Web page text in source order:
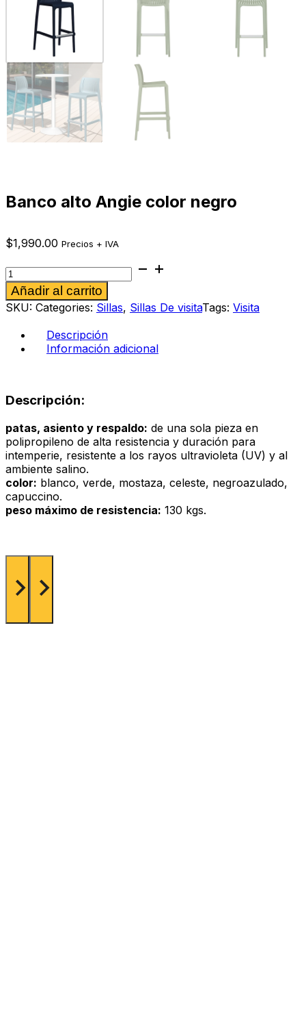
Banco alto Angie color negro
$1,990.00 Precios + IVA
Banco
alto
Angie
color
negro
Añadir al carrito
SKU: Categories: Sillas, Sillas De visitaTags: Visita
Descripción
Información adicional
Descripción:
patas, asiento y respaldo: de una sola pieza en
polipropileno de alta resistencia y duración para
intemperie, resistente a los rayos ultravioleta (UV) y al
ambiente salino.
color: blanco, verde, mostaza, celeste, negroazulado,
capuccino.
peso máximo de resistencia: 130 kgs.